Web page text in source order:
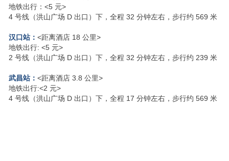
地铁出行：<5 元>
4 号线（洪山广场 D 出口）下，全程 32 分钟左右，步行约 569 米
汉口站： <距离酒店 18 公里>
地铁出行: <5 元>
2 号线（洪山广场 D 出口）下，全程 32 分钟左右，步行约 239 米
武昌站： <距离酒店 3.8 公里>
地铁出行:<2 元>
4 号线（洪山广场 D 出口）下，全程 17 分钟左右，步行约 569 米